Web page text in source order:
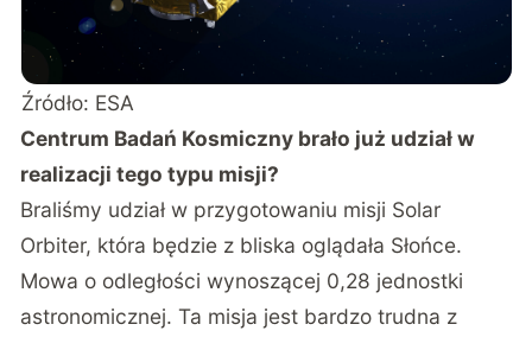
Źródło: ESA
Centrum Badań Kosmiczny brało już udział w
realizacji tego typu misji?
Braliśmy udział w przygotowaniu misji Solar
Orbiter, która będzie z bliska oglądała Słońce.
Mowa o odległości wynoszącej 0,28 jednostki
astronomicznej. Ta misja jest bardzo trudna z